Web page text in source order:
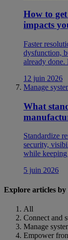
How to
impacts
Faster
dysfunction,
already done.
12 juin 2026
Manage
What
Standardize
security,
while
5 juin 2026
Explore articles by
All
Connect and
Manage
Empower